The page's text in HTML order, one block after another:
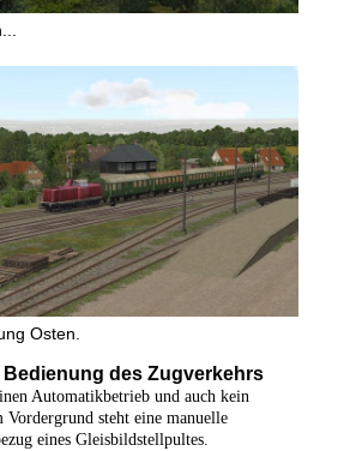
Osten.
Bedienung des Zugverkehrs
Automatikbetrieb und auch kein
Vordergrund steht eine manuelle
eines Gleisbildstellpultes.